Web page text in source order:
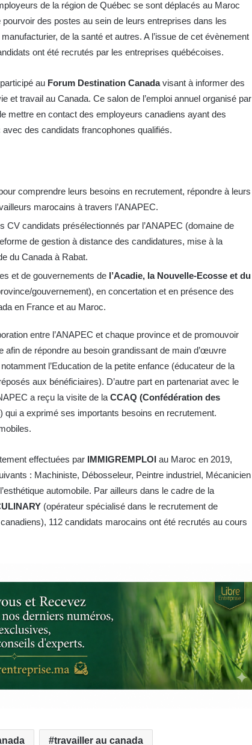
de la région de Québec se sont déplacés au Maroc
des postes au sein de leurs entreprises dans les
de la santé et autres. A l’issue de cet évènement
ont été recrutés par les entreprises québécoises.
au Forum Destination Canadavisant à informer des
et travail au Canada. Ce salon de l’emploi annuel organisé par
mettre en contact des employeurs canadiens ayant des
des candidats francophones qualifiés.
comprendre leurs besoins en recrutement, répondre à leurs
marocains à travers l’ANAPEC.
CV candidats présélectionnés par l’ANAPEC (domaine de
de gestion à distance des candidatures, mise à la
du Canada à Rabat.
et de gouvernements de l’Acadie, la Nouvelle-Ecosse et du
gouvernement), en concertation et en présence des
en France et au Maroc.
entre l’ANAPEC et chaque province et de promouvoir
de répondre au besoin grandissant de main d’œuvre
l’Education de la petite enfance (éducateur de la
aux bénéficiaires). D’autre part en partenariat avec le
a reçu la visite de la CCAQ (Confédération des
) qui a exprimé ses importants besoins en recrutement.
effectuées par IMMIGREMPLOI au Maroc en 2019,
: Machiniste, Débosseleur, Peintre industriel, Mécanicien
automobile. Par ailleurs dans le cadre de la
(opérateur spécialisé dans le recrutement de
112 candidats marocains ont été recrutés au cours
travailler au canada